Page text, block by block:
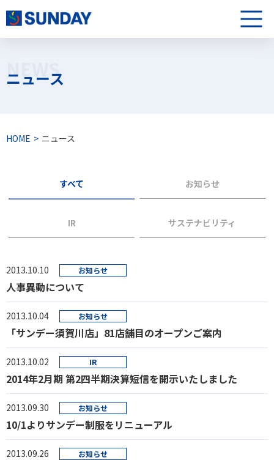
株式会社サンデー
メニュ
NEWS
ニュース
HOME ニュース
すべて お知らせ
IR サステナビリティ
2013.10.10 お知らせ
人事異動について
2013.10.04 お知らせ
「サンデー須賀川店」81店舗目のオープンご案内
2013.10.02 IR
2014年2月期 第2四半期決算短信を開示いたしました
2013.09.30 お知らせ
10/1よりサンデー制服をリニューアル
2013.09.26 お知らせ